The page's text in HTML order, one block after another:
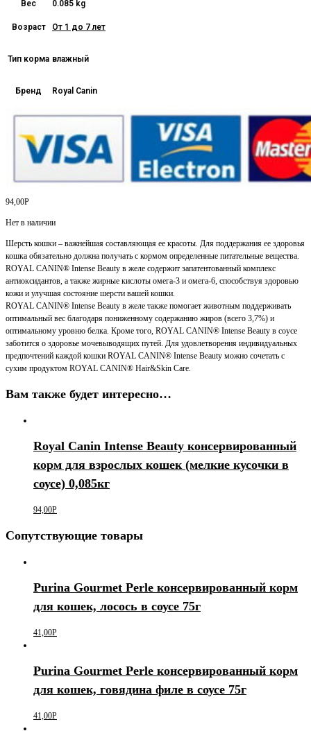
Вес 0.085 kg
Возраст От 1 до 7 лет
Тип корма влажный
Бренд Royal Canin
94,00Р
Нет в наличии
Шерсть кошки – важнейшая составляющая ее красоты. Для поддержания ее здоровья
кошка обязательно должна получать с кормом определенные питательные вещества.
ROYAL CANIN® Intense Beauty в желе содержит запатентованный комплекс
антиоксидантов, а также жирные кислоты омега-3 и омега-6, способствуя здоровью
кожи и улучшая состояние шерсти вашей кошки.
ROYAL CANIN® Intense Beauty в желе также помогает животным поддерживать
оптимальный вес благодаря пониженному содержанию жиров (всего 3,7%) и
оптимальному уровню белка. Кроме того, ROYAL CANIN® Intense Beauty в соусе
заботится о здоровье мочевыводящих путей. Для удовлетворения индивидуальных
предпочтений каждой кошки ROYAL CANIN® Intense Beauty можно сочетать с
сухим продуктом ROYAL CANIN® Hair&Skin Care.
Вам также будет интересно…
Royal Canin Intense Beauty консервированный
корм для взрослых кошек (мелкие кусочки в
соусе) 0,085кг
94,00Р
Сопутствующие товары
Purina Gourmet Perle консервированный корм
для кошек, лосось в соусе 75г
41,00Р
Purina Gourmet Perle консервированный корм
для кошек, говядина филе в соусе 75г
41,00Р